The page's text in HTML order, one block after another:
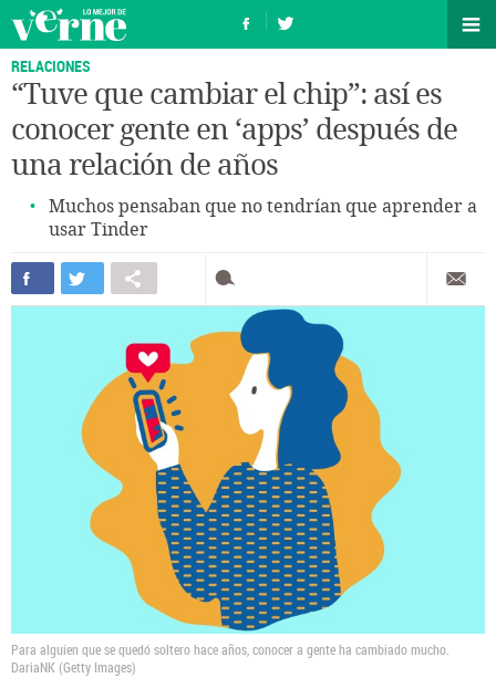
RELACIONES
“Tuve que cambiar el chip”: así es
conocer gente en ‘apps’ después de
una relación de años
Muchos pensaban que no tendrían que aprender a
usar Tinder
Para alguien que se quedó soltero hace años, conocer a gente ha cambiado mucho.
DariaNK (Getty Images)